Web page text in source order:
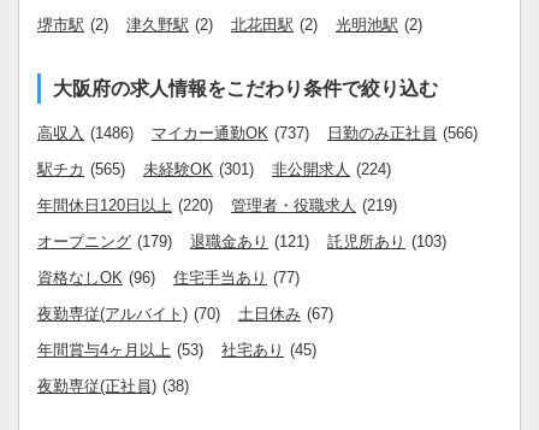
堺市駅 (2) 津久野駅 (2) 北花田駅 (2) 光明池駅 (2)
大阪府の求人情報をこだわり条件で絞り込む
高収入 (1486) マイカー通勤OK (737) 日勤のみ正社員 (566)
駅チカ (565) 未経験OK (301) 非公開求人 (224)
年間休日120日以上 (220) 管理者・役職求人 (219)
オープニング (179) 退職金あり (121) 託児所あり (103)
資格なしOK (96) 住宅手当あり (77)
夜勤専従(アルバイト) (70) 土日休み (67)
年間賞与4ヶ月以上 (53) 社宅あり (45)
夜勤専従(正社員) (38)